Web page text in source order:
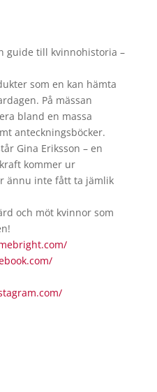
guide till kvinnohistoria –
som en kan hämta
På mässan
bland en massa
anteckningsböcker.
Gina Eriksson – en
kommer ur
ännu inte fått ta jämlik
och möt kvinnor som